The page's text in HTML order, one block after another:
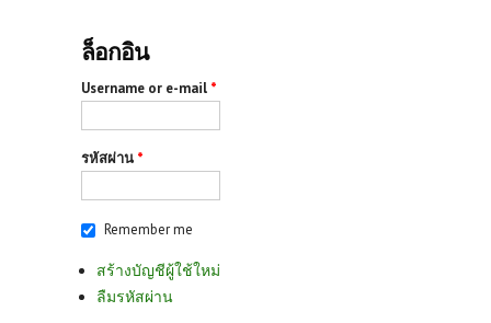
ล็อกอิน
Username or e-mail *
รหัสผ่าน *
Remember me
สร้างบัญชีผู้ใช้ใหม่
ลืมรหัสผ่าน